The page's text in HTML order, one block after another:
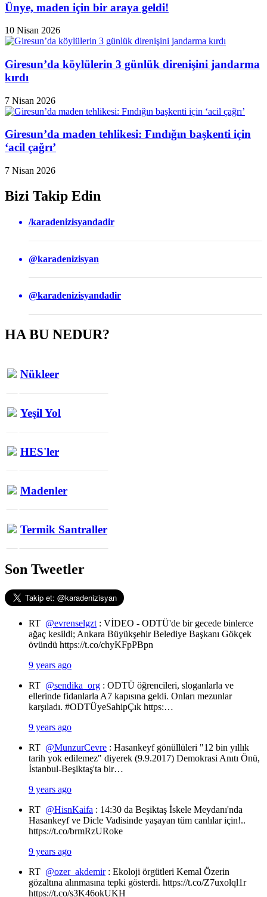
Ünye, maden için bir araya geldi!
10 Nisan 2026
Giresun’da köylülerin 3 günlük direnişini jandarma
kırdı
7 Nisan 2026
Giresun’da maden tehlikesi: Fındığın başkenti için
‘acil çağrı’
7 Nisan 2026
Bizi Takip Edin
/karadenizisyandadir
@karadenizisyan
@karadenizisyandadir
HA BU NEDUR?
Nükleer
Yeşil Yol
HES'ler
Madenler
Termik Santraller
Son Tweetler
RT @evrenselgzt : VİDEO - ODTÜ'de bir gecede binlerce
ağaç kesildi; Ankara Büyükşehir Belediye Başkanı Gökçek
övündü https://t.co/chyKFpPBpn
9 years ago
RT @sendika_org : ODTÜ öğrencileri, sloganlarla ve
ellerinde fidanlarla A7 kapısına geldi. Onları mezunlar
karşıladı. #ODTÜyeSahipÇık https:…
9 years ago
RT @MunzurCevre : Hasankeyf gönüllüleri "12 bin yıllık
tarih yok edilemez" diyerek (9.9.2017) Demokrasi Anıtı Önü,
İstanbul-Beşiktaş'ta bir…
9 years ago
RT @HisnKaifa : 14:30 da Beşiktaş İskele Meydanı'nda
Hasankeyf ve Dicle Vadisinde yaşayan tüm canlılar için!..
https://t.co/brmRzURoke
9 years ago
RT @ozer_akdemir: Ekoloji örgütleri Kemal Özerin
gözaltına alınmasına tepki gösterdi. https://t.co/Z7uxolql1r
https://t.co/s3K46okUKH